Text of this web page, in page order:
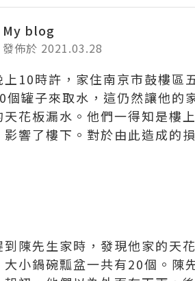
My blog
發佈於 2021.03.28
上10時許，家住南京市鼓樓區
個罐子來取水，這仍然讓他的
天花板漏水。他們一得知是樓
影響了樓下。對於由此造成的
到陳先生家時，發現他家的天
大小鍋碗瓢盆一共有20個。